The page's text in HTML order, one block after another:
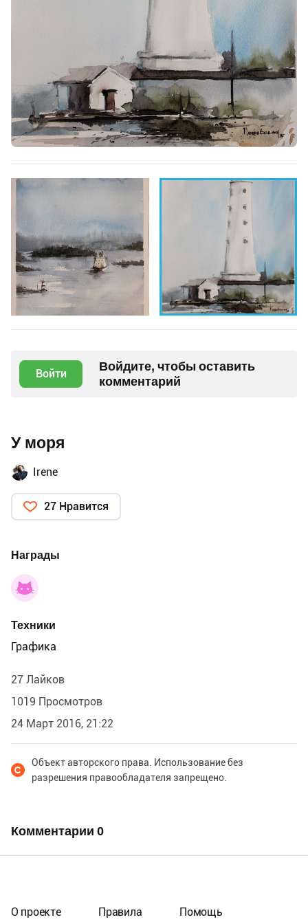
Войти
Войдите, чтобы оставить
комментарий
У моря
Irene
27 Нравится
Награды
Техники
Графика
27 Лайков
1019 Просмотров
24 Март 2016, 21:22
Объект авторского права. Использование без
разрешения правообладателя запрещено.
Комментарии 0
О проекте Правила Помощь